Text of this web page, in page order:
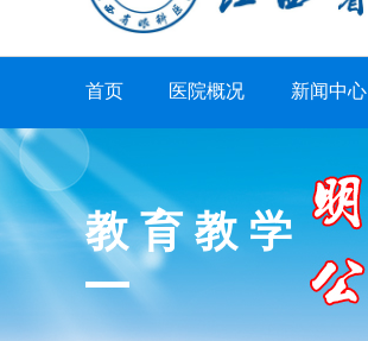
首页 医院概况 新闻中心
教育教学